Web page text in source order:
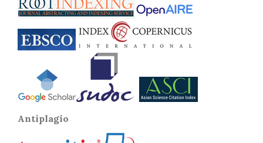
Antiplagio